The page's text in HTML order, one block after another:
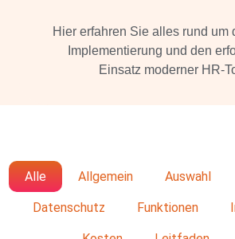
Hier erfahren Sie alles rund um
Implementierung und den
Einsatz moderner HR-
Allgemein Auswahl
Datenschutz Funktionen
Alle